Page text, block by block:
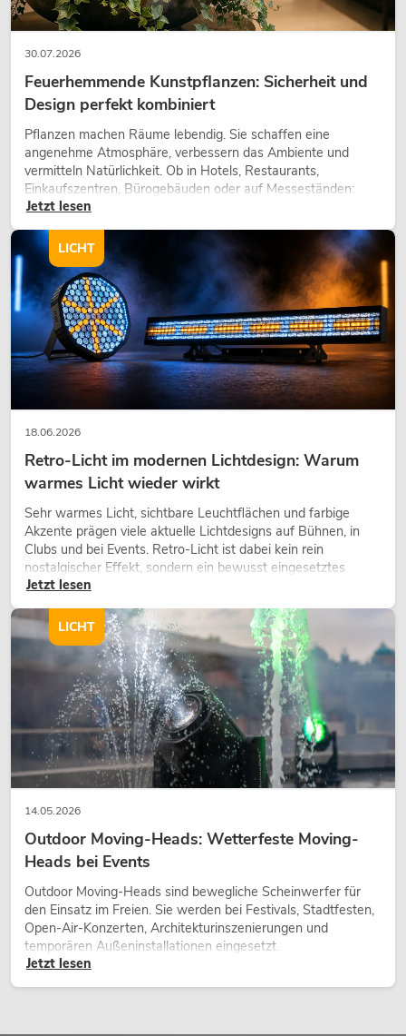
30.07.2026
Feuerhemmende Kunstpflanzen: Sicherheit und
Design perfekt kombiniert
Pflanzen machen Räume lebendig. Sie schaffen eine
angenehme Atmosphäre, verbessern das Ambiente und
vermitteln Natürlichkeit. Ob in Hotels, Restaurants,
Einkaufszentren, Bürogebäuden oder auf Messeständen:
eine hochwertige Begrünung gehört heute längst zum
Jetzt lesen
18.06.2026
Retro-Licht im modernen Lichtdesign: Warum
warmes Licht wieder wirkt
Sehr warmes Licht, sichtbare Leuchtflächen und farbige
Akzente prägen viele aktuelle Lichtdesigns auf Bühnen, in
Clubs und bei Events. Retro-Licht ist dabei kein rein
nostalgischer Effekt, sondern ein bewusst eingesetztes
Gestaltungsmittel: Es schafft Atmosphäre, gibt Szenen
wirken lassen.
Jetzt lesen
LICHT
14.05.2026
Outdoor Moving-Heads: Wetterfeste Moving-
Heads bei Events
Outdoor Moving-Heads sind bewegliche Scheinwerfer für
den Einsatz im Freien. Sie werden bei Festivals, Stadtfesten,
Open-Air-Konzerten, Architekturinszenierungen und
temporären Außeninstallationen eingesetzt.
Jetzt lesen
LICHT